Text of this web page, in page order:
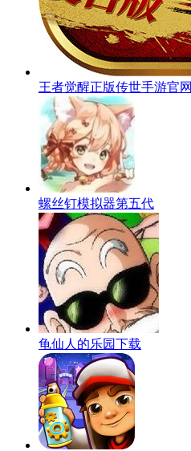
王者觉醒正版传世手游官网
螺丝钉模拟器第五代
龟仙人的乐园下载